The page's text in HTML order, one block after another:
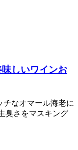
しいワインお
なオマール海老に
臭さをマスキング